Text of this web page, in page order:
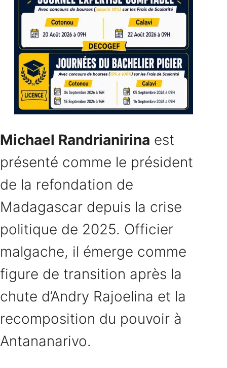
Michael Randrianirina est
présenté comme le président
de la refondation de
Madagascar depuis la crise
politique de 2025. Officier
malgache, il émerge comme
figure de transition après la
chute d’Andry Rajoelina et la
recomposition du pouvoir à
Antananarivo.